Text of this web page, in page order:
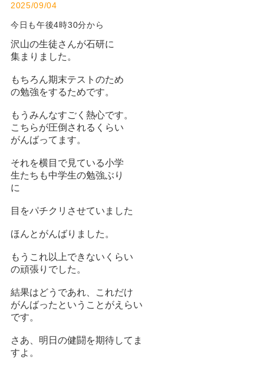
2025/09/04
今日も午後4時30分から
沢山の生徒さんが石研に
集まりました。
もちろん期末テストのため
の勉強をするためです。
もうみんなすごく熱心です。
こちらが圧倒されるくらい
がんばってます。
それを横目で見ている小学
生たちも中学生の勉強ぶり
に
目をパチクリさせていました
ほんとがんばりました。
もうこれ以上できないくらい
の頑張りでした。
結果はどうであれ、これだけ
がんばったということがえらい
です。
さあ、明日の健闘を期待してま
すよ。